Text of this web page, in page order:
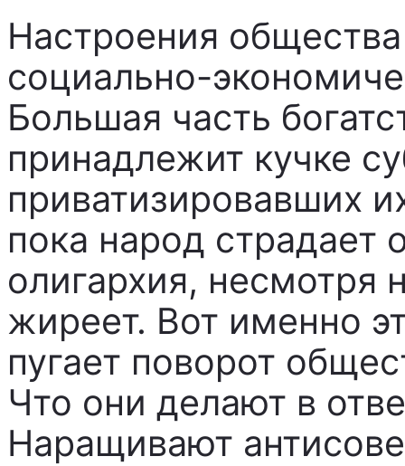
Настроения
социально-
Большая часть
принадлежит кучке
приватизировавших
пока народ страдает
олигархия, несмотря
жиреет. Вот именно
пугает поворот
Что они делают в
Наращивают